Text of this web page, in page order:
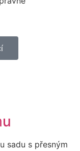
sadu s přesným